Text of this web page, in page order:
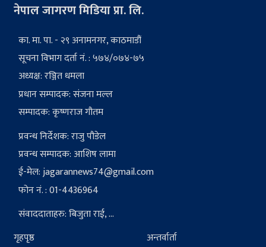
नेपाल जागरण मिडिया प्रा. लि.
का. मा. पा. - २९ अनामनगर, काठमाडौं
सूचना विभाग दर्ता नं. : ५७४/०७४-७५
अध्यक्ष: रञ्जित धमला
प्रधान सम्पादक: संजना मल्ल
सम्पादक: कृष्णराज गौतम
प्रवन्ध निर्देशक: राजु पौडेल
प्रवन्ध सम्पादक: आशिष लामा
ई-मेल:jagarannews74@gmail.com
फोन नं. : 01-4436964
संवाददाताहरु: बिजुता राई, ...
गृहपृष्ठ
अन्तर्वार्ता